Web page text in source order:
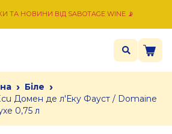
ТА НОВИНИ ВІД SABOTAGE WINE 📡
› Біле ›
Домен де л'Еку Фауст / Domaine
0,75 л